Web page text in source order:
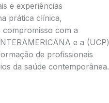
e experiências
prática clínica,
com a
e a (UCP)
de profissionais
da saúde contemporânea.